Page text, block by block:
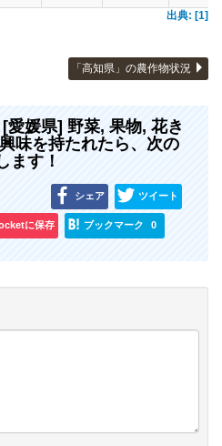
出典: [1]
「高知県」の農作物状況
愛媛県] 野菜, 果物, 花き
味を持たれたら、次の
ます！
シェア ツイート
に保存 ブックマーク 0